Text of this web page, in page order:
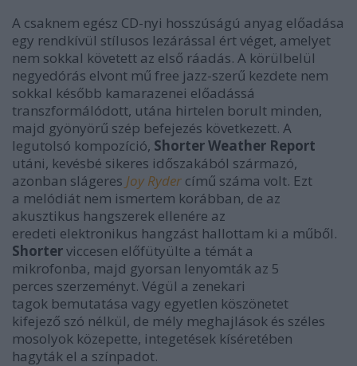
A csaknem egész CD-nyi hosszúságú anyag előadása
egy rendkívül stílusos lezárással ért véget, amelyet
nem sokkal követett az első ráadás. A körülbelül
negyedórás elvont mű free jazz-szerű kezdete nem
sokkal később kamarazenei előadássá
transzformálódott, utána hirtelen borult minden,
majd gyönyörű szép befejezés következett. A
legutolsó kompozíció, Shorter Weather Report
utáni, kevésbé sikeres időszakából származó,
azonban slágeres Joy Ryder című száma volt. Ezt
a melódiát nem ismertem korábban, de az
akusztikus hangszerek ellenére az
eredeti elektronikus hangzást hallottam ki a műből.
Shorterviccesen előfütyülte a témát a
mikrofonba, majd gyorsan lenyomták az 5
perces szerzeményt. Végül a zenekari
tagok bemutatása vagy egyetlen köszönetet
kifejező szó nélkül, de mély meghajlások és széles
mosolyok közepette, integetések kíséretében
hagyták el a színpadot.